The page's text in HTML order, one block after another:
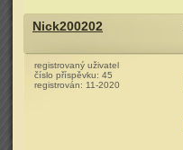
Nick200202
registrovaný uživatel
číslo příspěvku: 45
registrován: 11-2020